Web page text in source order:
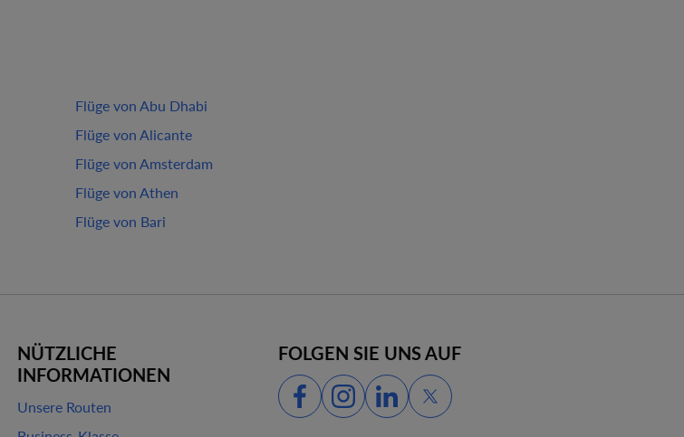
Flüge von Abu Dhabi
Flüge von Alicante
Flüge von Amsterdam
Flüge von Athen
Flüge von Bari
NÜTZLICHE
INFORMATIONEN
Unsere Routen
FOLGEN SIE UNS AUF